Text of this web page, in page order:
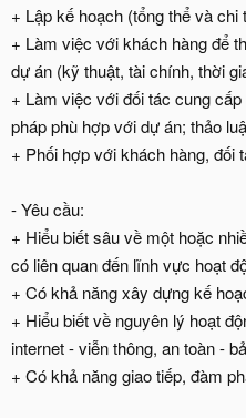
+ Lập kế hoạch (tổng thể và chi
+ Làm việc với khách hàng để
dự án (kỹ thuật, tài chính, thời
+ Làm việc với đối tác cung
pháp phù hợp với dự án; thảo
+ Phối hợp với khách hàng, đối
- Yêu cầu:
+ Hiểu biết sâu về một hoặc
có liên quan đến lĩnh vực hoạt
+ Có khả năng xây dựng kế
+ Hiểu biết về nguyên lý hoạt
internet - viễn thông, an toàn -
+ Có khả năng giao tiếp, đàm